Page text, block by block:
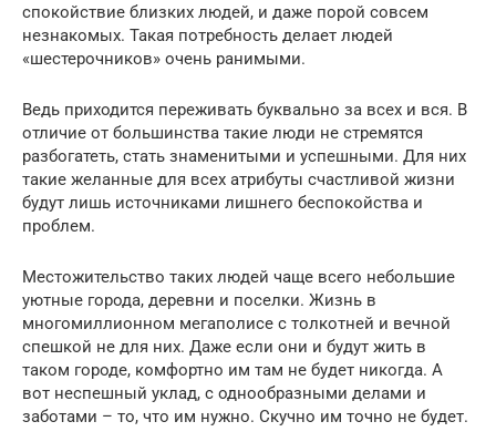
спокойствие близких людей, и даже порой совсем
незнакомых. Такая потребность делает людей
«шестерочников» очень ранимыми.
Ведь приходится переживать буквально за всех и вся. В
отличие от большинства такие люди не стремятся
разбогатеть, стать знаменитыми и успешными. Для них
такие желанные для всех атрибуты счастливой жизни
будут лишь источниками лишнего беспокойства и
проблем.
Местожительство таких людей чаще всего небольшие
уютные города, деревни и поселки. Жизнь в
многомиллионном мегаполисе с толкотней и вечной
спешкой не для них. Даже если они и будут жить в
таком городе, комфортно им там не будет никогда. А
вот неспешный уклад, с однообразными делами и
заботами – то, что им нужно. Скучно им точно не будет.